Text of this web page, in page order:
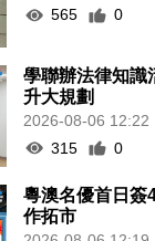
565
0
學聯辦法律知識
升大規劃
2026-08-06 12:22
315
0
粵澳名優首日簽
作拓市